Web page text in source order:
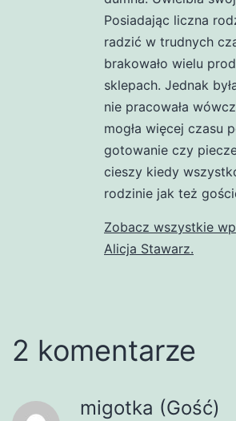
Posiadając liczna
radzić w trudnych
brakowało wielu
sklepach. Jednak
nie pracowała
mogła więcej czasu
gotowanie czy
cieszy kiedy
rodzinie jak też
Zobacz wszystkie
Alicja Stawarz.
2 komentarze
migotka (Gość)